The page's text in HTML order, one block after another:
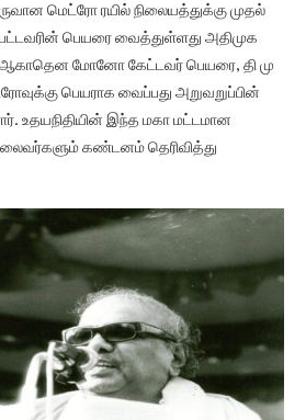
மெட்ரோ ரயில் நிலையத்துக்கு முதல்
பெயரை வைத்துள்ளது அதிமுக
மோனோ கேட்டவர் பெயரை, தி மு
பெயராக வைப்பது அறுவறுப்பின்
உதயநிதியின் இந்த மகா மட்டமான
கண்டனம் தெரிவித்து